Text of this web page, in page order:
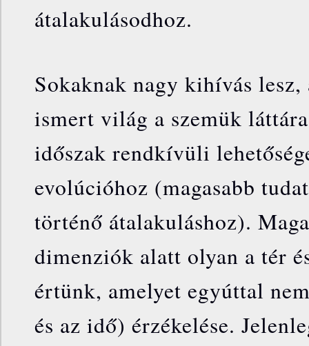
átalakulásodhoz.
Sokaknak nagy kihívás
ismert világ a szemük
időszak rendkívüli
evolúcióhoz (magasabb
történő átalakuláshoz).
dimenziók alatt olyan a tér
értünk, amelyet egyúttal
és az idő) érzékelése.